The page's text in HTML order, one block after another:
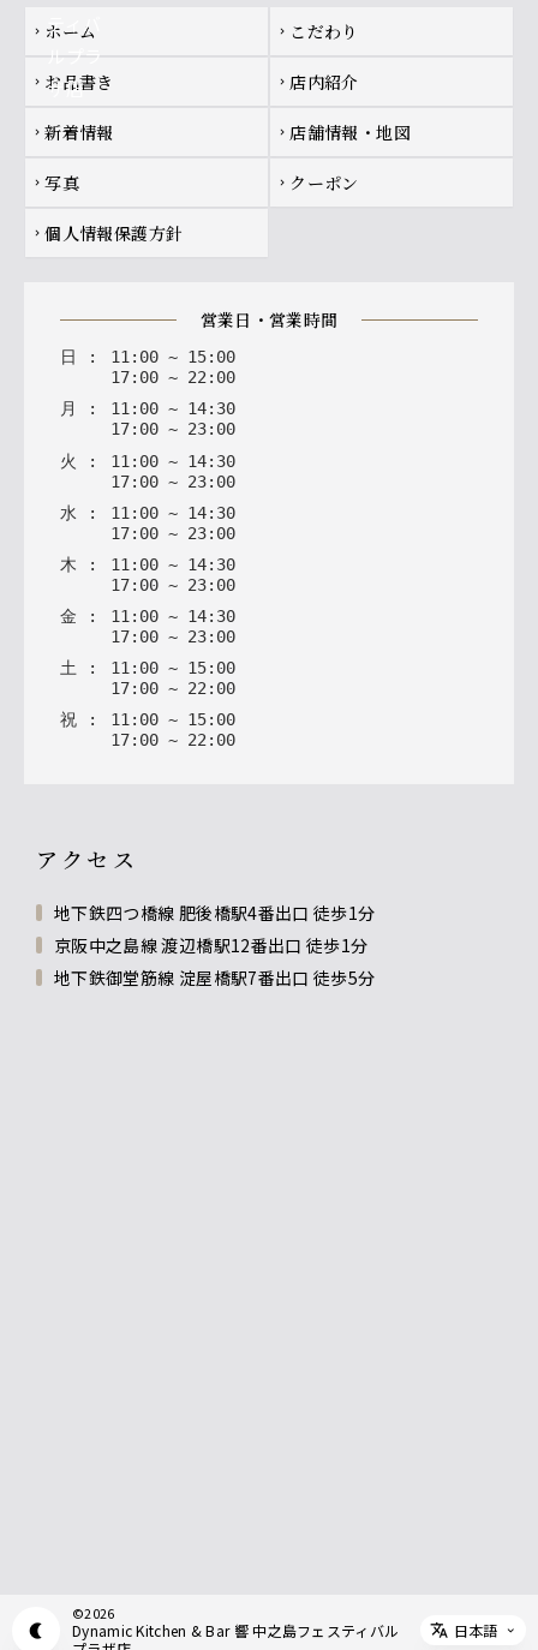
Footer navigation
chevron_right ホーム chevron_right こだわり
chevron_right お品書き chevron_right 店内紹介
chevron_right 新着情報 chevron_right 店舗情報・地図
chevron_right 写真 chevron_right クーポン
chevron_right 個人情報保護方針
営業日・営業時間
日 : 11: 00 ~ 15: 00
17: 00 ~ 22: 00
月
: 11: 00 ~ 14: 30
17: 00 ~ 23: 00
火
: 11 : 00 ~ 14: 30
17: 00 ~ 23: 00
水 : 11 : 00 ~ 14: 30
17: 00 ~ 23: 00
木 : 11 : 00 ~ 14: 30
17: 00 ~ 23: 00
金 : 11 : 00 ~ 14: 30
17: 00 ~ 23: 00
土 : 11: 00 ~ 15: 00
17: 00 ~ 22: 00
祝 : 11: 00 ~ 15: 00
17: 00 ~ 22: 00
アクセス
地下鉄四つ橋線 肥後橋駅4番出口 徒歩1分
京阪中之島線 渡辺橋駅12番出口 徒歩1分
地下鉄御堂筋線 淀屋橋駅7番出口 徒歩5分
©2026
Dynamic Kitchen & Bar 響 中之島フェスティバル
Select
日本語
Appearance mode switch